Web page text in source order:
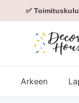
✅
Arkeen